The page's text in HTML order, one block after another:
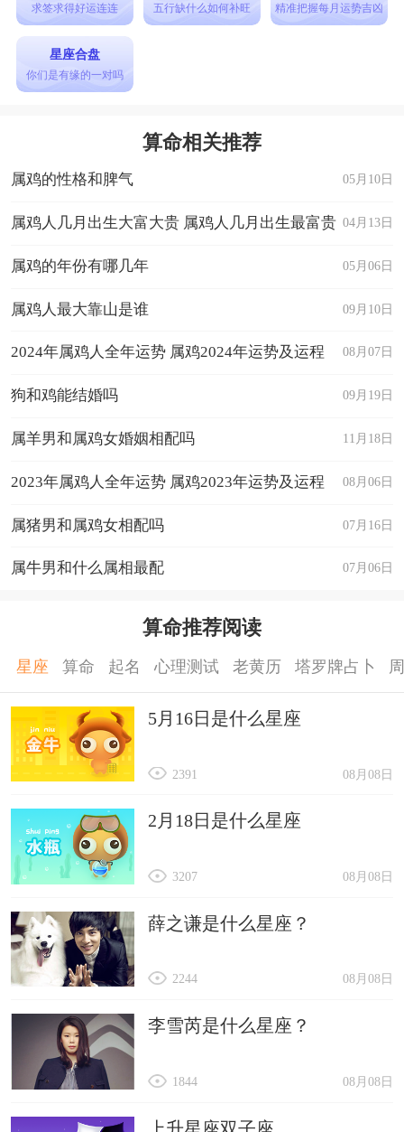
求签求得好运连连 五行缺什么如何补旺 精准把握每月运势吉凶
星座合盘
你们是有缘的一对吗
算命相关推荐
05月10日
属鸡的性格和脾气
04月13日
属鸡人几月出生大富大贵 属鸡人几月出生最富贵
05月06日
属鸡的年份有哪几年
09月10日
属鸡人最大靠山是谁
08月07日
2024年属鸡人全年运势 属鸡2024年运势及运程
09月19日
狗和鸡能结婚吗
11月18日
属羊男和属鸡女婚姻相配吗
08月06日
2023年属鸡人全年运势 属鸡2023年运势及运程
07月16日
属猪男和属鸡女相配吗
07月06日
属牛男和什么属相最配
算命推荐阅读
星座 算命 起名 心理测试 老黄历 塔罗牌占卜
5月16日是什么星座
08月08日
2391
2月18日是什么星座
08月08日
3207
薛之谦是什么星座？
08月08日
2244
李雪芮是什么星座？
08月08日
1844
上升星座双子座